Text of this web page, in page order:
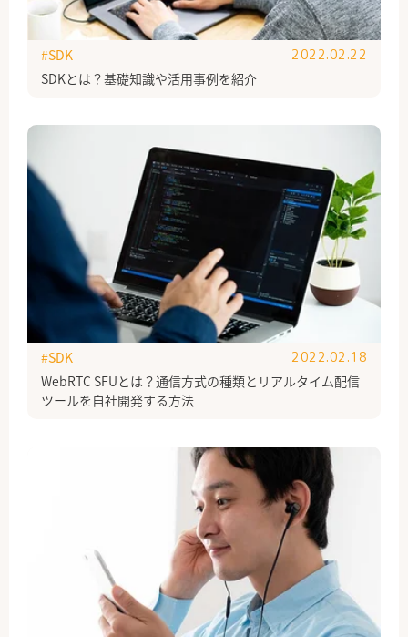
SDKとは？基礎知識や活用事例を紹介
#SDK 2022.02.22
WebRTC SFUとは？通信方式の種類とリアルタイム配信
ツールを自社開発する方法
#SDK 2022.02.18